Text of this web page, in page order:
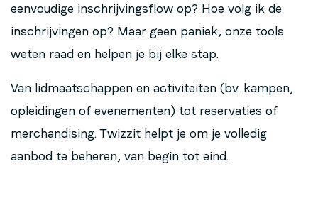
eenvoudige inschrijvingsflow op? Hoe volg ik de
inschrijvingen op? Maar geen paniek, onze tools
weten raad en helpen je bij elke stap.
Van lidmaatschappen en activiteiten (bv. kampen,
opleidingen of evenementen) tot reservaties of
merchandising. Twizzit helpt je om je volledig
aanbod te beheren, van begin tot eind.